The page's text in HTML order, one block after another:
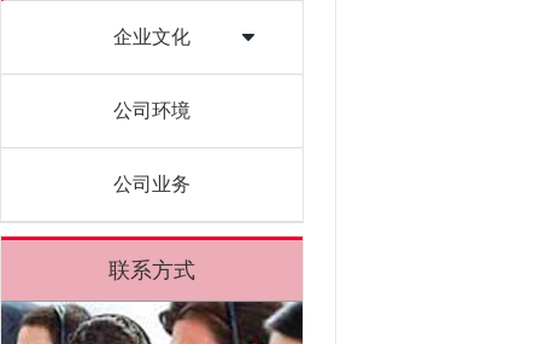
企业文化
公司环境
公司业务
联系方式